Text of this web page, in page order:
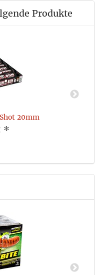
Produkte
20mm
*